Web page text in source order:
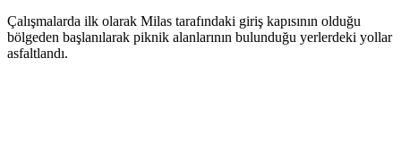
Çalışmalarda ilk olarak Milas tarafındaki giriş kapısının olduğu
bölgeden başlanılarak piknik alanlarının bulunduğu yerlerdeki yollar
asfaltlandı.